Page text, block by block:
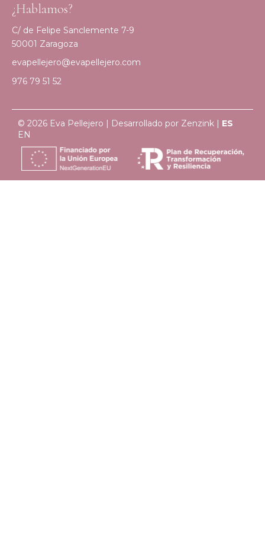
¿Hablamos?
C/ de Felipe Sanclemente 7-9
50001 Zaragoza
evapellejero@evapellejero.com
976 79 51 52
© 2026 Eva Pellejero | Desarrollado por Zenzink | ES
EN